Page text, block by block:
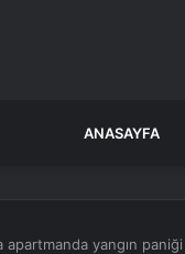
ANASAYFA
apartmanda yangın paniği